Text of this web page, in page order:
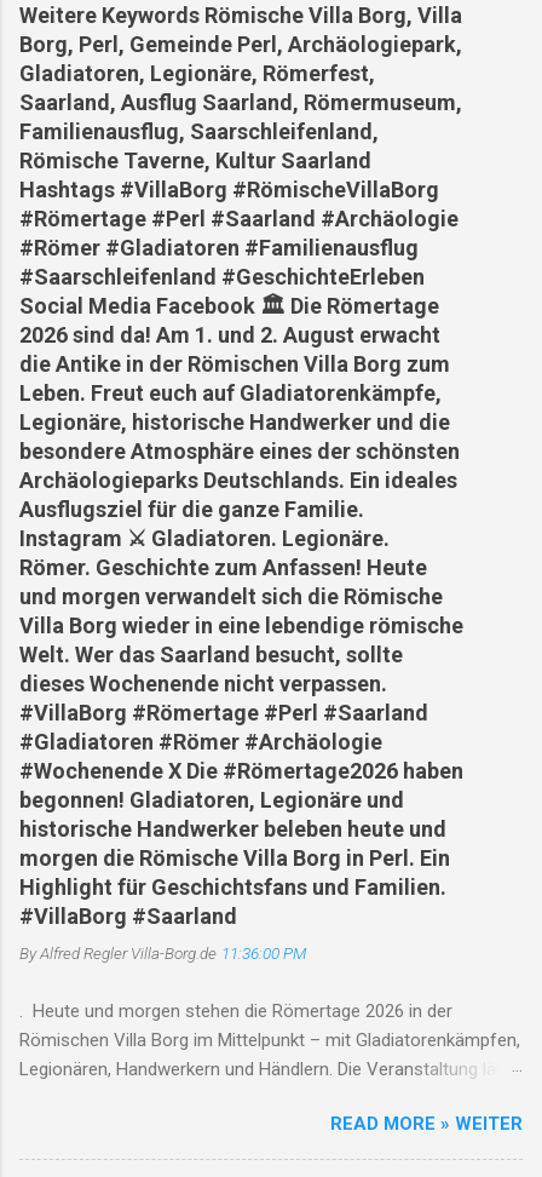
Weitere Keywords Römische Villa Borg, Villa
Borg, Perl, Gemeinde Perl, Archäologiepark,
Gladiatoren, Legionäre, Römerfest,
Saarland, Ausflug Saarland, Römermuseum,
Familienausflug, Saarschleifenland,
Römische Taverne, Kultur Saarland
Hashtags #VillaBorg #RömischeVillaBorg
#Römertage #Perl #Saarland #Archäologie
#Römer #Gladiatoren #Familienausflug
#Saarschleifenland #GeschichteErleben
Social Media Facebook 🏛️ Die Römertage
2026 sind da! Am 1. und 2. August erwacht
die Antike in der Römischen Villa Borg zum
Leben. Freut euch auf Gladiatorenkämpfe,
Legionäre, historische Handwerker und die
besondere Atmosphäre eines der schönsten
Archäologieparks Deutschlands. Ein ideales
Ausflugsziel für die ganze Familie.
Instagram ⚔️ Gladiatoren. Legionäre.
Römer. Geschichte zum Anfassen! Heute
und morgen verwandelt sich die Römische
Villa Borg wieder in eine lebendige römische
Welt. Wer das Saarland besucht, sollte
dieses Wochenende nicht verpassen.
#VillaBorg #Römertage #Perl #Saarland
#Gladiatoren #Römer #Archäologie
#Wochenende X Die #Römertage2026 haben
begonnen! Gladiatoren, Legionäre und
historische Handwerker beleben heute und
morgen die Römische Villa Borg in Perl. Ein
Highlight für Geschichtsfans und Familien.
#VillaBorg #Saarland
By Alfred ReglerVilla-Borg.de 11:36:00 PM
. Heute und morgen stehen die Römertage 2026 in der
Römischen Villa Borg im Mittelpunkt – mit Gladiatorenkämpfen,
Legionären, Handwerkern und Händlern. Die Veranstaltung läuft
und 17 Uhr statt. Gleichzeitig weist die Villa auf den saisonalen
Betrieb und den Saarschleifenbus/Rad-Bus hin. Römertage
READ MORE » WEITER